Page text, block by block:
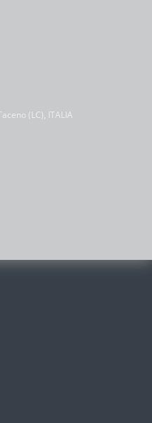
(LC), ITALIA